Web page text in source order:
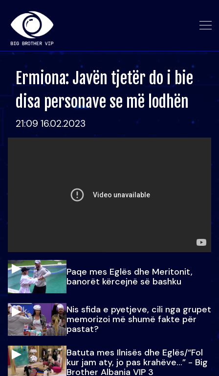
Ermiona: Javën tjetër do i bie
disa personave se më lodhën
21:09 16.02.2023
Paqe mes Eglës dhe Meritonit,
banorët kërcejnë së bashku
Nis sfida e pyetjeve, cili nga grupet
memorizoi më shumë fakte për
pastat?
Batuta mes Ilnisës dhe Eglës/“Fol
kur jam aty, jo pas krahëve…” - Big
Brother Albania VIP 3